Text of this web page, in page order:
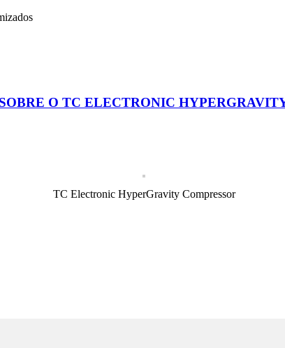
O TC ELECTRONIC
TC Electronic HyperGravity Compressor